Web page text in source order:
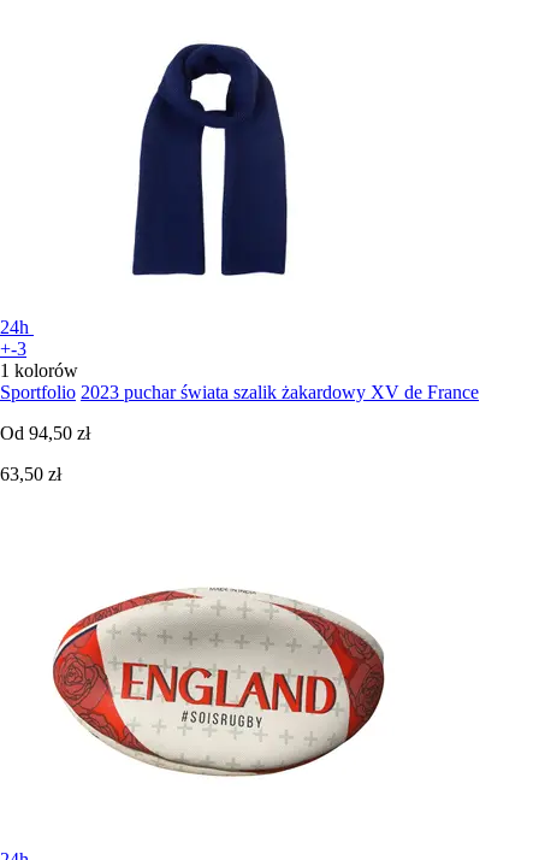
24h
+-3
1 kolorów
Sportfolio 2023 puchar świata szalik żakardowy XV de France
Od 94,50 zł
63,50 zł